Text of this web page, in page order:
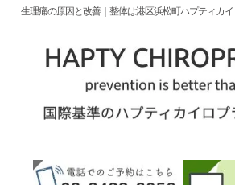
生理痛の原因と改善｜整体は港区浜松町ハプティカ